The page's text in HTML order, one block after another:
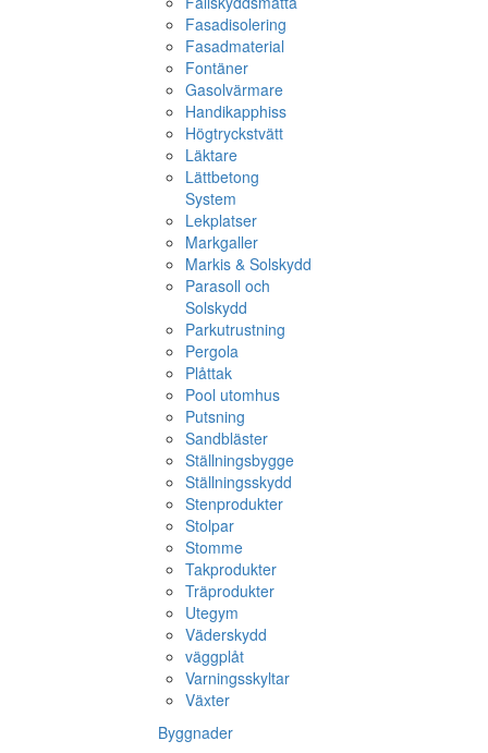
Fasadisolering
Fasadmaterial
Fontäner
Gasolvärmare
Handikapphiss
Högtryckstvätt
Läktare
Lättbetong
System
Lekplatser
Markgaller
Markis & Solskydd
Parasoll och
Solskydd
Parkutrustning
Pergola
Plåttak
Pool utomhus
Putsning
Sandbläster
Ställningsbygge
Ställningsskydd
Stenprodukter
Stolpar
Stomme
Takprodukter
Träprodukter
Utegym
Väderskydd
väggplåt
Varningsskyltar
Växter
Byggnader